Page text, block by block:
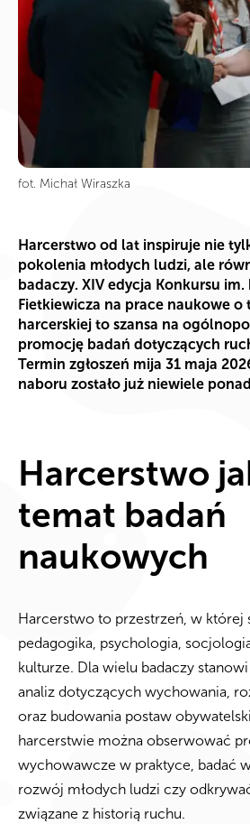
fot. Michał Wiraszka
Harcerstwo od lat inspiruje nie
pokolenia młodych ludzi, ale
badaczy. XIV edycja Konkursu
Fietkiewicza na prace naukowe o
harcerskiej to szansa na
promocję badań dotyczących
Termin zgłoszeń mija 31 maja
naboru zostało już niewiele
Harcerstwo
temat badań
naukowych
Harcerstwo to przestrzeń, w której
pedagogika, psychologia,
kulturze. Dla wielu badaczy
analiz dotyczących wychowania,
oraz budowania postaw
harcerstwie można obserwować
wychowawcze w praktyce, badać
rozwój młodych ludzi czy
związane z historią ruchu.